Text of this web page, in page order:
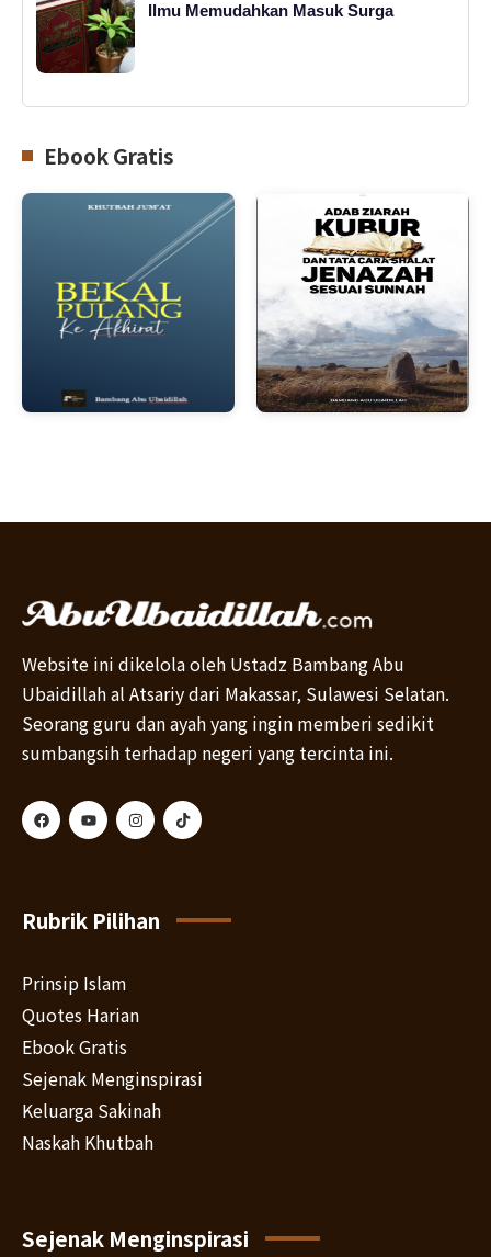
Ilmu Memudahkan Masuk Surga
Ebook Gratis
Website ini dikelola oleh Ustadz Bambang Abu
Ubaidillah al Atsariy dari Makassar, Sulawesi Selatan.
Seorang guru dan ayah yang ingin memberi sedikit
sumbangsih terhadap negeri yang tercinta ini.
Rubrik Pilihan
Prinsip Islam
Quotes Harian
Ebook Gratis
Sejenak Menginspirasi
Keluarga Sakinah
Naskah Khutbah
Sejenak Menginspirasi